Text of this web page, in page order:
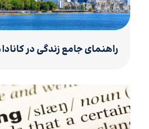
راهنمای جامع زندگی در کانادا ۲۰۲۵